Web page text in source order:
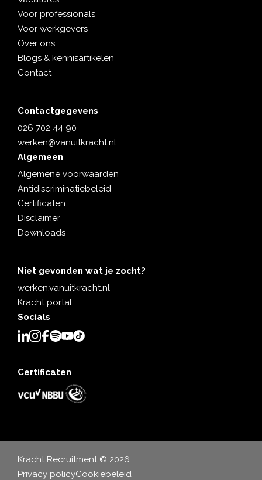
Voor professionals
Voor werkgevers
Over ons
Blogs & kennisartikelen
Contact
Contactgegevens
026 702 44 90
werken@vanuitkracht.nl
Algemeen
Algemene voorwaarden
Antidiscriminatiebeleid
Certificaten
Disclaimer
Downloads
Niet gevonden wat je zocht?
werken.vanuitkracht.nl
Kracht portal
Socials
Certificaten
Kracht Recruitment © 2026
Privacy policyCookiebeleid